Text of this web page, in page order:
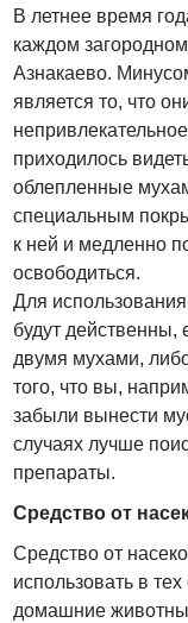
В летнее время
каждом
Азнакаево.
является то, что
приходилось
облепленные
специальным
к ней и медленно
освободиться.
Для
будут действенны,
двумя мухами,
того, что вы,
забыли вынести
случаях лучше
препараты.
Средство от
Средство от
использовать в
домашние